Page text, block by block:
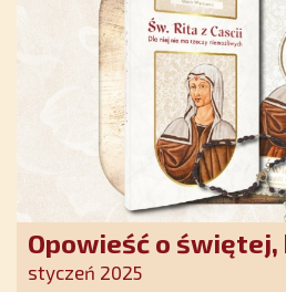
Opowieść o
szczerego oddania
styczeń 2025